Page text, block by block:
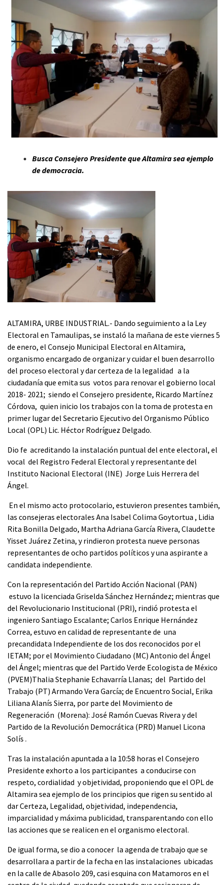
Busca Consejero Presidente que Altamira sea ejemplo
de democracia.
ALTAMIRA, URBE INDUSTRIAL.- Dando seguimiento a la Ley
Electoral en Tamaulipas, se instaló la mañana de este viernes 5
de enero, el Consejo Municipal Electoral en Altamira,
organismo encargado de organizar y cuidar el buen desarrollo
del proceso electoral y dar certeza de la legalidad a la
ciudadanía que emita sus votos para renovar el gobierno local
2018- 2021; siendo el Consejero presidente, Ricardo Martínez
Córdova, quien inicio los trabajos con la toma de protesta en
primer lugar del Secretario Ejecutivo del Organismo Público
Local (OPL) Lic. Héctor Rodríguez Delgado.
Dio fe acreditando la instalación puntual del ente electoral, el
vocal del Registro Federal Electoral y representante del
Instituto Nacional Electoral (INE) Jorge Luis Herrera del
Ángel.
En el mismo acto protocolario, estuvieron presentes también,
las consejeras electorales Ana Isabel Colima Goytortua , Lidia
Rita Bonilla Delgado, Martha Adriana García Rivera, Claudette
Yisset Juárez Zetina, y rindieron protesta nueve personas
representantes de ocho partidos políticos y una aspirante a
candidata independiente.
Con la representación del Partido Acción Nacional (PAN)
estuvo la licenciada Griselda Sánchez Hernández; mientras que
del Revolucionario Institucional (PRI), rindió protesta el
ingeniero Santiago Escalante; Carlos Enrique Hernández
Correa, estuvo en calidad de representante de una
precandidata Independiente de los dos reconocidos por el
IETAM; por el Movimiento Ciudadano (MC) Antonio del Ángel
del Ángel; mientras que del Partido Verde Ecologista de México
(PVEM)Thalia Stephanie Echavarría Llanas; del Partido del
Trabajo (PT) Armando Vera García; de Encuentro Social, Erika
Liliana Alanís Sierra, por parte del Movimiento de
Regeneración (Morena): José Ramón Cuevas Rivera y del
Partido de la Revolución Democrática (PRD) Manuel Licona
Solís .
Tras la instalación apuntada a la 10:58 horas el Consejero
Presidente exhorto a los participantes a conducirse con
respeto, cordialidad y objetividad, proponiendo que el OPL de
Altamira sea ejemplo de los principios que rigen su sentido al
dar Certeza, Legalidad, objetividad, independencia,
imparcialidad y máxima publicidad, transparentando con ello
las acciones que se realicen en el organismo electoral.
De igual forma, se dio a conocer la agenda de trabajo que se
desarrollara a partir de la fecha en las instalaciones ubicadas
en la calle de Abasolo 209, casi esquina con Matamoros en el